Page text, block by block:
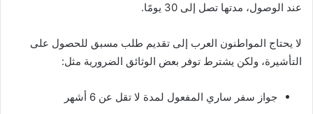
عند الوصول، مدتها تصل إلى 30 يومًا.
لا يحتاج المواطنون العرب إلى تقديم طلب مسبق للحصول على
التأشيرة، ولكن يشترط توفر بعض الوثائق الضرورية مثل:
جواز سفر ساري المفعول لمدة لا تقل عن 6 أشهر